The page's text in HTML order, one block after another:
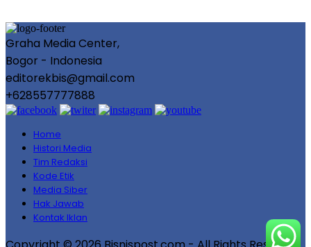
Graha Media Center,
Bogor - Indonesia
editorekbis@gmail.com
+628557777888
Home
Histori Media
Tim Redaksi
Kode Etik
Media Siber
Hak Jawab
Kontak Iklan